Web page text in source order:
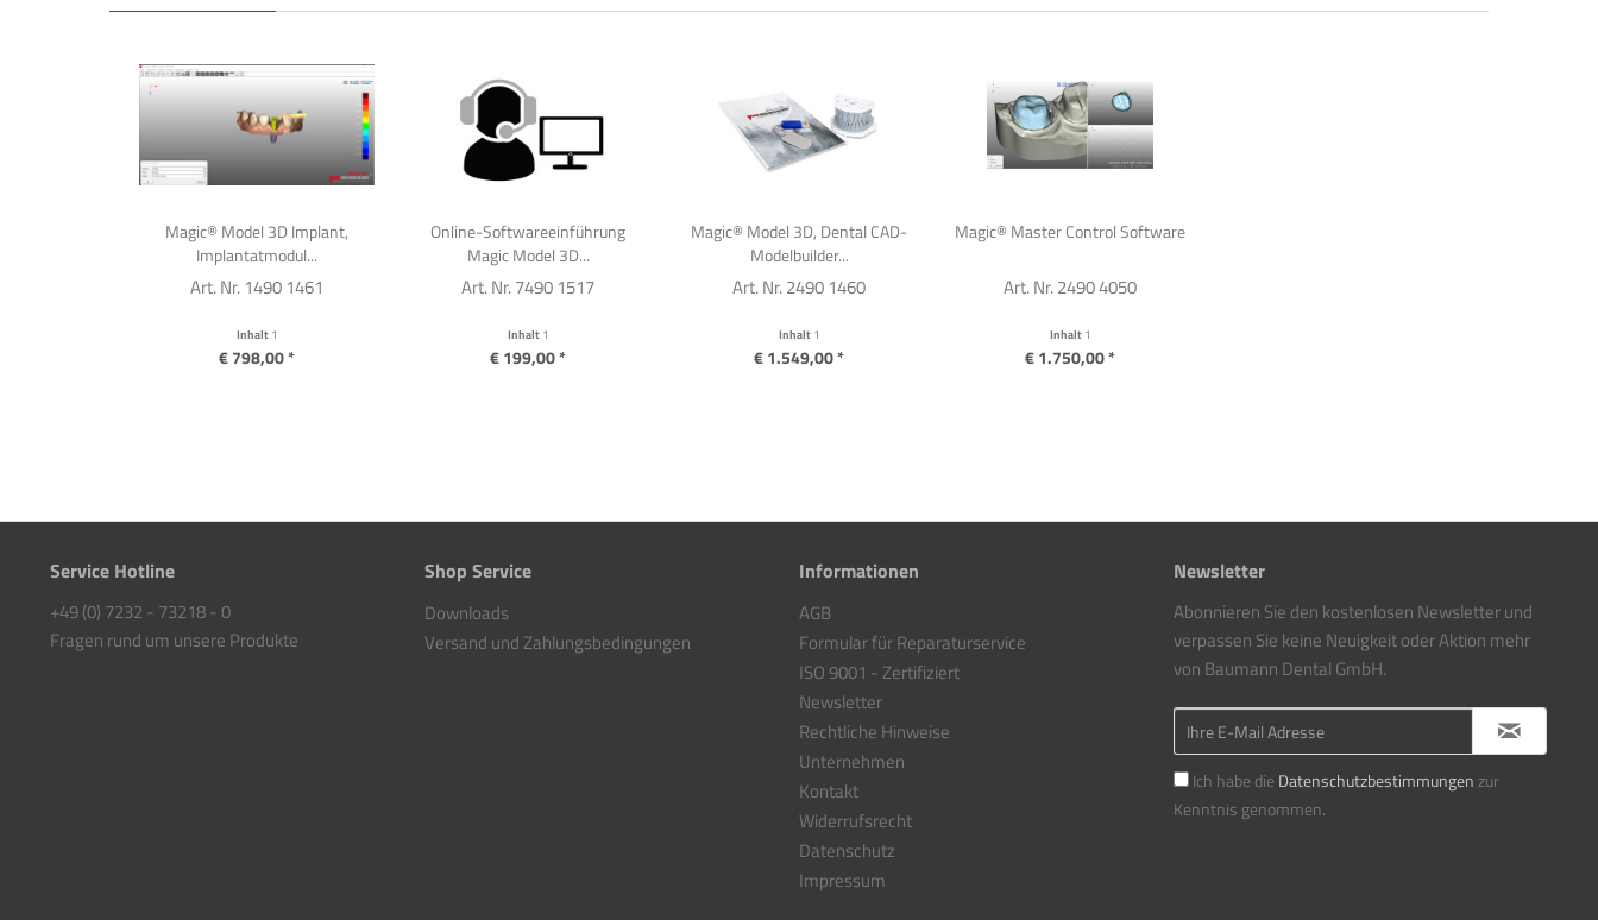
Magic® Model 3D Implant,
Implantatmodul...
Art. Nr. 1490 1461
Inhalt 1
€ 798,00 *
Online-Softwareeinführung
Magic Model 3D...
Art. Nr. 7490 1517
Inhalt 1
€ 199,00 *
Magic® Model 3D, Dental CAD-
Modelbuilder...
Art. Nr. 2490 1460
Inhalt 1
€ 1.549,00 *
Magic® Master Control Software
Art. Nr. 2490 4050
Inhalt 1
€ 1.750,00 *
Service Hotline
+49 (0) 7232 - 73218 - 0
Fragen rund um unsere Produkte
Shop Service
Downloads
Versand und Zahlungsbedingungen
Informationen
AGB
Formular für Reparaturservice
ISO 9001 - Zertifiziert
Newsletter
Rechtliche Hinweise
Unternehmen
Kontakt
Widerrufsrecht
Datenschutz
Impressum
Newsletter
Abonnieren Sie den kostenlosen Newsletter und
verpassen Sie keine Neuigkeit oder Aktion mehr
von Baumann Dental GmbH.
Ich habe dieDatenschutzbestimmungenzur
Kenntnis genommen.